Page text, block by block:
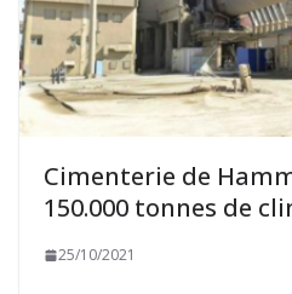
Cimenterie de
150.000 tonnes de
25/10/2021